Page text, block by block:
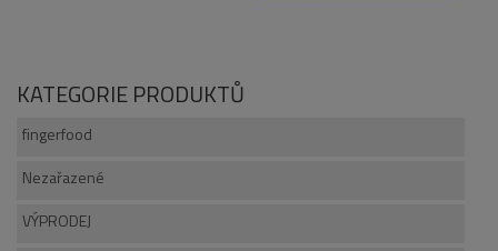
KATEGORIE PRODUKTŮ
fingerfood
Nezařazené
VÝPRODEJ